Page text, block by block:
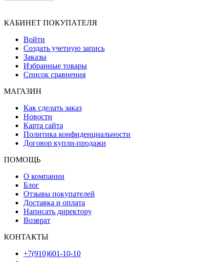
КАБИНЕТ ПОКУПАТЕЛЯ
Войти
Создать учетную запись
Заказы
Избранные товары
Список сравнения
МАГАЗИН
Как сделать заказ
Новости
Карта сайта
Политика конфиденциальности
Договор купли-продажи
ПОМОЩЬ
О компании
Блог
Отзывы покупателей
Доставка и оплата
Написать директору
Возврат
КОНТАКТЫ
+7(910)601-10-10